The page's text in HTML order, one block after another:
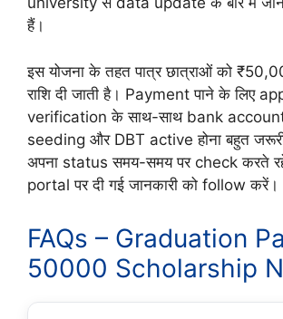
हैं।
इस योजना के तहत पात्र छात्राओं को
राशि दी जाती है। Payment पाने के लिए
verification के साथ-साथ bank
seeding और DBT active होना बहुत
अपना status समय-समय पर check करते
portal पर दी गई जानकारी को follow करें।
FAQs – Graduation
50000 Scholarship